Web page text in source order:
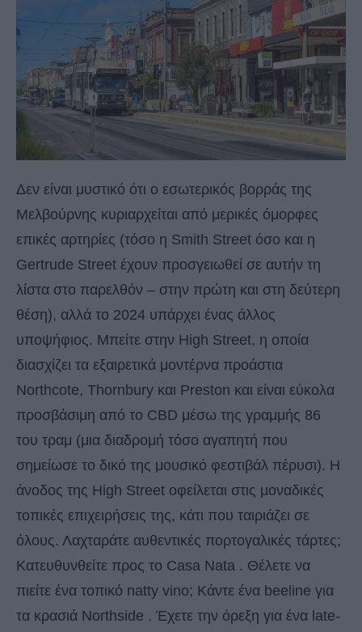
Δεν είναι μυστικό ότι ο εσωτερικός βορράς της
Μελβούρνης κυριαρχείται από μερικές όμορφες
επικές αρτηρίες (τόσο η Smith Street όσο και η
Gertrude Street έχουν προσγειωθεί σε αυτήν τη
λίστα στο παρελθόν – στην πρώτη και στη δεύτερη
θέση), αλλά το 2024 υπάρχει ένας άλλος
υποψήφιος. Μπείτε στην High Street, η οποία
διασχίζει τα εξαιρετικά μοντέρνα προάστια
Northcote, Thornbury και Preston και είναι εύκολα
προσβάσιμη από το CBD μέσω της γραμμής 86
του τραμ (μια διαδρομή τόσο αγαπητή που
σημείωσε το δικό της μουσικό φεστιβάλ πέρυσι). Η
άνοδος της High Street οφείλεται στις μοναδικές
τοπικές επιχειρήσεις της, κάτι που ταιριάζει σε
όλους. Λαχταράτε αυθεντικές πορτογαλικές τάρτες;
Κατευθυνθείτε προς το Casa Nata . Θέλετε να
πιείτε ένα τοπικό natty vino; Κάντε ένα beeline για
τα κρασιά Northside . Έχετε την όρεξη για ένα late-